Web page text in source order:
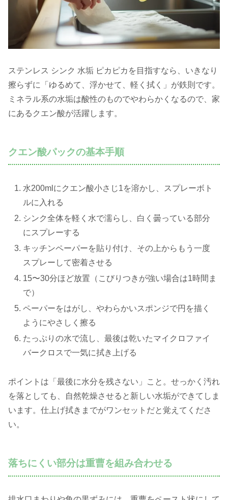
ステンレス シンク 水垢 ピカピカを目指すなら、いきなり
擦らずに「ゆるめて、浮かせて、軽く拭く」が鉄則です。
ミネラル系の水垢は酸性のものでやわらかくなるので、家
にあるクエン酸が活躍します。
クエン酸パックの基本手順
水200mlにクエン酸小さじ1を溶かし、スプレーボト
ルに入れる
シンク全体を軽く水で濡らし、白く曇っている部分
にスプレーする
キッチンペーパーを貼り付け、その上からもう一度
スプレーして密着させる
15〜30分ほど放置（こびりつきが強い場合は1時間ま
で）
ペーパーをはがし、やわらかいスポンジで円を描く
ようにやさしく擦る
たっぷりの水で流し、最後は乾いたマイクロファイ
バークロスで一気に拭き上げる
ポイントは「最後に水分を残さない」こと。せっかく汚れ
を落としても、自然乾燥させると新しい水垢ができてしま
います。仕上げ拭きまでがワンセットだと覚えてくださ
い。
落ちにくい部分は重曹を組み合わせる